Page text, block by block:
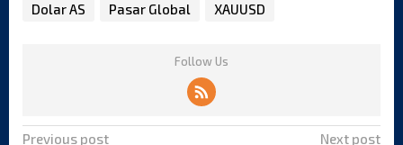
Dolar AS Pasar Global XAUUSD
Follow Us
P
Previous post
Next post